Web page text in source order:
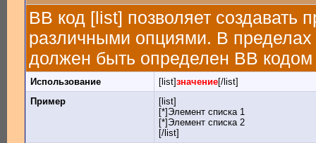
BB код [list] позволяет создавать
различными опциями. В
должен быть определен BB
Использование [list]значение[/list]
Пример
[list]
[*]Элемент списка 1
[*]Элемент списка 2
[/list]